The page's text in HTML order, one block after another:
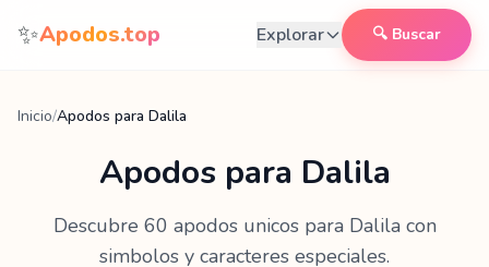
Saltar al contenido
✨Apodos.top Explorar 🔍 Buscar
Inicio/Apodos para Dalila
Apodos para Dalila
Descubre 60 apodos unicos para Dalilacon
simbolos y caracteres especiales.